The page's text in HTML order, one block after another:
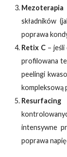
Mezoterapia
składników
poprawa
Retix C –
profilowana
peelingi
kompleksową
intensywne
poprawa